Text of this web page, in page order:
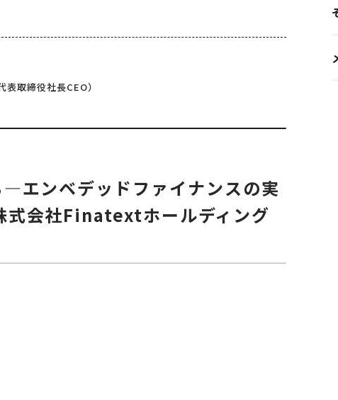
取締役社長CEO）
エンベデッドファイナンスの実
式会社Finatextホールディング